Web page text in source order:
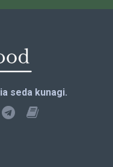
seda kunagi.